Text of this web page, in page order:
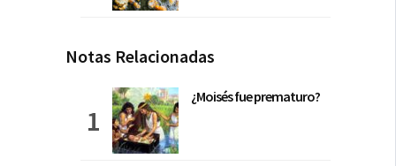
Notas Relacionadas
¿Moisés fue prematuro?